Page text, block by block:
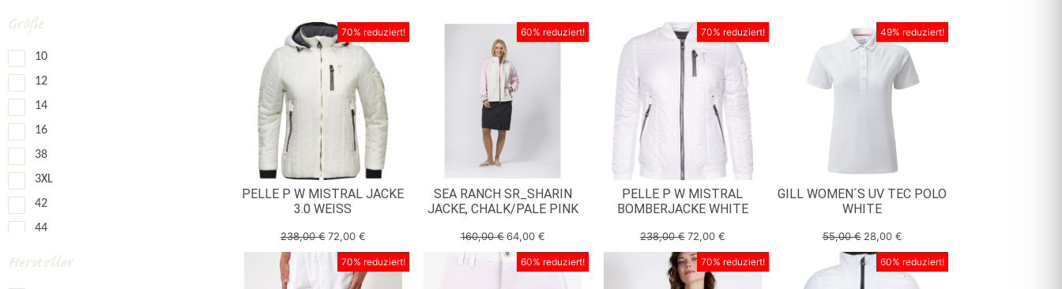
Größe
10
12
14
16
38
3XL
42
44
Hersteller
70% reduziert!
PELLE P W MISTRAL JACKE
3.0 WEISS
238,00€ 72,00 €
60% reduziert!
SEA RANCH SR_SHARIN
JACKE, CHALK/PALE PINK
160,00€ 64,00 €
70% reduziert!
PELLE P W MISTRAL
BOMBERJACKE WHITE
238,00€ 72,00 €
49% reduziert!
GILL WOMEN´S UV TEC POLO
WHITE
55,00€ 28,00 €
70% reduziert! 60% reduziert! 70% reduziert! 60% reduziert!